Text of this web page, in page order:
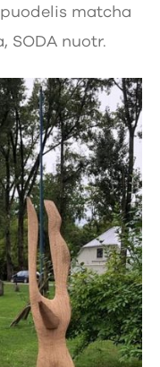
matcha
SODA nuotr.